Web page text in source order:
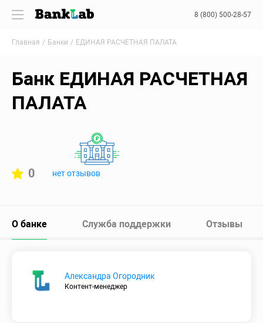
8 (800) 500-28-57
Главная Банки ЕДИНАЯ РАСЧЕТНАЯ ПАЛАТА
Банк ЕДИНАЯ РАСЧЕТНАЯ
ПАЛАТА
0 нет отзывов
О банке Служба поддержки Отзывы
Александра Огородник
Контент-менеджер